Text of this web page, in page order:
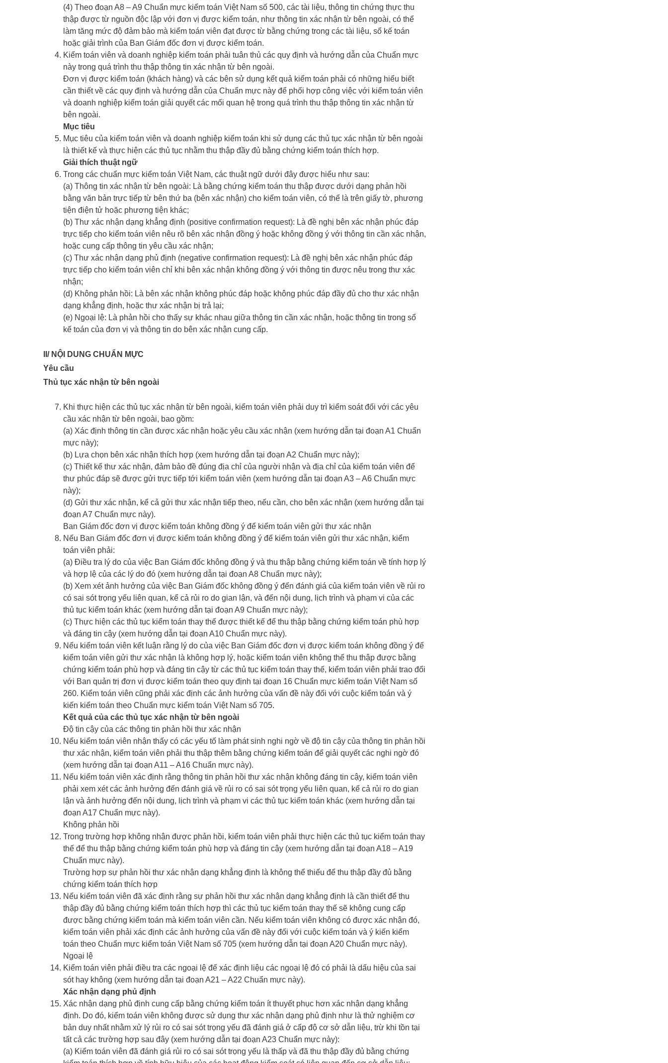
(4) Theo đoạn A8 – A9 Chuẩn mực kiểm toán Việt Nam số 500, các tài liệu, thông tin chứng thực thu
thập được từ nguồn độc lập với đơn vị được kiểm toán, như thông tin xác nhận từ bên ngoài, có thể
làm tăng mức độ đảm bảo mà kiểm toán viên đạt được từ bằng chứng trong các tài liệu, sổ kế toán
hoặc giải trình của Ban Giám đốc đơn vị được kiểm toán.
Kiểm toán viên và doanh nghiệp kiểm toán phải tuân thủ các quy định và hướng dẫn của Chuẩn mực
này trong quá trình thu thập thông tin xác nhận từ bên ngoài.
Đơn vị được kiểm toán (khách hàng) và các bên sử dụng kết quả kiểm toán phải có những hiểu biết
cần thiết về các quy định và hướng dẫn của Chuẩn mực này để phối hợp công việc với kiểm toán viên
và doanh nghiệp kiểm toán giải quyết các mối quan hệ trong quá trình thu thập thông tin xác nhận từ
bên ngoài.
Mục tiêu
Mục tiêu của kiểm toán viên và doanh nghiệp kiểm toán khi sử dụng các thủ tục xác nhận từ bên ngoài
là thiết kế và thực hiện các thủ tục nhằm thu thập đầy đủ bằng chứng kiểm toán thích hợp.
Giải thích thuật ngữ
Trong các chuẩn mực kiểm toán Việt Nam, các thuật ngữ dưới đây được hiểu như sau:
(a) Thông tin xác nhận từ bên ngoài: Là bằng chứng kiểm toán thu thập được dưới dạng phản hồi
bằng văn bản trực tiếp từ bên thứ ba (bên xác nhận) cho kiểm toán viên, có thể là trên giấy tờ, phương
tiện điện tử hoặc phương tiện khác;
(b) Thư xác nhận dạng khẳng định (positive confirmation request): Là đề nghị bên xác nhận phúc đáp
trực tiếp cho kiểm toán viên nêu rõ bên xác nhận đồng ý hoặc không đồng ý với thông tin cần xác nhận,
hoặc cung cấp thông tin yêu cầu xác nhận;
(c) Thư xác nhận dạng phủ định (negative confirmation request): Là đề nghị bên xác nhận phúc đáp
trực tiếp cho kiểm toán viên chỉ khi bên xác nhận không đồng ý với thông tin được nêu trong thư xác
nhận;
(d) Không phản hồi: Là bên xác nhận không phúc đáp hoặc không phúc đáp đầy đủ cho thư xác nhận
dạng khẳng định, hoặc thư xác nhận bị trả lại;
(e) Ngoại lệ: Là phản hồi cho thấy sự khác nhau giữa thông tin cần xác nhận, hoặc thông tin trong sổ
kế toán của đơn vị và thông tin do bên xác nhận cung cấp.
II/ NỘI DUNG CHUẨN MỰC
Yêu cầu
Thủ tục xác nhận từ bên ngoài
Khi thực hiện các thủ tục xác nhận từ bên ngoài, kiểm toán viên phải duy trì kiểm soát đối với các yêu
cầu xác nhận từ bên ngoài, bao gồm:
(a) Xác định thông tin cần được xác nhận hoặc yêu cầu xác nhận (xem hướng dẫn tại đoạn A1 Chuẩn
mực này);
(b) Lựa chọn bên xác nhận thích hợp (xem hướng dẫn tại đoạn A2 Chuẩn mực này);
(c) Thiết kế thư xác nhận, đảm bảo đề đúng địa chỉ của người nhận và địa chỉ của kiểm toán viên để
thư phúc đáp sẽ được gửi trực tiếp tới kiểm toán viên (xem hướng dẫn tại đoạn A3 – A6 Chuẩn mực
này);
(d) Gửi thư xác nhận, kể cả gửi thư xác nhận tiếp theo, nếu cần, cho bên xác nhận (xem hướng dẫn tại
đoạn A7 Chuẩn mực này).
Ban Giám đốc đơn vị được kiểm toán không đồng ý để kiểm toán viên gửi thư xác nhận
Nếu Ban Giám đốc đơn vị được kiểm toán không đồng ý để kiểm toán viên gửi thư xác nhận, kiểm
toán viên phải:
(a) Điều tra lý do của việc Ban Giám đốc không đồng ý và thu thập bằng chứng kiểm toán về tính hợp lý
và hợp lệ của các lý do đó (xem hướng dẫn tại đoạn A8 Chuẩn mực này);
(b) Xem xét ảnh hưởng của việc Ban Giám đốc không đồng ý đến đánh giá của kiểm toán viên về rủi ro
có sai sót trọng yếu liên quan, kể cả rủi ro do gian lận, và đến nội dung, lịch trình và phạm vi của các
thủ tục kiểm toán khác (xem hướng dẫn tại đoạn A9 Chuẩn mực này);
(c) Thực hiện các thủ tục kiểm toán thay thế được thiết kế để thu thập bằng chứng kiểm toán phù hợp
và đáng tin cậy (xem hướng dẫn tại đoạn A10 Chuẩn mực này).
Nếu kiểm toán viên kết luận rằng lý do của việc Ban Giám đốc đơn vị được kiểm toán không đồng ý để
kiểm toán viên gửi thư xác nhận là không hợp lý, hoặc kiểm toán viên không thể thu thập được bằng
chứng kiểm toán phù hợp và đáng tin cậy từ các thủ tục kiểm toán thay thế, kiểm toán viên phải trao đổi
với Ban quản trị đơn vị được kiểm toán theo quy định tại đoạn 16 Chuẩn mực kiểm toán Việt Nam số
260. Kiểm toán viên cũng phải xác định các ảnh hưởng của vấn đề này đối với cuộc kiểm toán và ý
kiến kiểm toán theo Chuẩn mực kiểm toán Việt Nam số 705.
Kết quả của các thủ tục xác nhận từ bên ngoài
Độ tin cậy của các thông tin phản hồi thư xác nhận
Nếu kiểm toán viên nhận thấy có các yếu tố làm phát sinh nghi ngờ về độ tin cậy của thông tin phản hồi
thư xác nhận, kiểm toán viên phải thu thập thêm bằng chứng kiểm toán để giải quyết các nghi ngờ đó
(xem hướng dẫn tại đoạn A11 – A16 Chuẩn mực này).
Nếu kiểm toán viên xác định rằng thông tin phản hồi thư xác nhận không đáng tin cậy, kiểm toán viên
phải xem xét các ảnh hưởng đến đánh giá về rủi ro có sai sót trọng yếu liên quan, kể cả rủi ro do gian
lận và ảnh hưởng đến nội dung, lịch trình và phạm vi các thủ tục kiểm toán khác (xem hướng dẫn tại
đoạn A17 Chuẩn mực này).
Không phản hồi
Trong trường hợp không nhận được phản hồi, kiểm toán viên phải thực hiện các thủ tục kiểm toán thay
thế để thu thập bằng chứng kiểm toán phù hợp và đáng tin cậy (xem hướng dẫn tại đoạn A18 – A19
Chuẩn mực này).
Trường hợp sự phản hồi thư xác nhận dạng khẳng định là không thể thiếu để thu thập đầy đủ bằng
chứng kiểm toán thích hợp
Nếu kiểm toán viên đã xác định rằng sự phản hồi thư xác nhận dạng khẳng định là cần thiết để thu
thập đầy đủ bằng chứng kiểm toán thích hợp thì các thủ tục kiểm toán thay thế sẽ không cung cấp
được bằng chứng kiểm toán mà kiểm toán viên cần. Nếu kiểm toán viên không có được xác nhận đó,
kiểm toán viên phải xác định các ảnh hưởng của vấn đề này đối với cuộc kiểm toán và ý kiến kiểm
toán theo Chuẩn mực kiểm toán Việt Nam số 705 (xem hướng dẫn tại đoạn A20 Chuẩn mực này).
Ngoại lệ
Kiểm toán viên phải điều tra các ngoại lệ để xác định liệu các ngoại lệ đó có phải là dấu hiệu của sai
sót hay không (xem hướng dẫn tại đoạn A21 – A22 Chuẩn mực này).
Xác nhận dạng phủ định
Xác nhận dạng phủ định cung cấp bằng chứng kiểm toán ít thuyết phục hơn xác nhận dạng khẳng
định. Do đó, kiểm toán viên không được sử dụng thư xác nhận dạng phủ định như là thử nghiệm cơ
bản duy nhất nhằm xử lý rủi ro có sai sót trọng yếu đã đánh giá ở cấp độ cơ sở dẫn liệu, trừ khi tồn tại
tất cả các trường hợp sau đây (xem hướng dẫn tại đoạn A23 Chuẩn mực này):
(a) Kiểm toán viên đã đánh giá rủi ro có sai sót trọng yếu là thấp và đã thu thập đầy đủ bằng chứng